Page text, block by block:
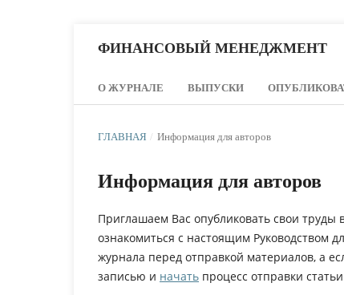
ФИНАНСОВЫЙ МЕНЕДЖМЕНТ
О ЖУРНАЛЕ ВЫПУСКИ
ГЛАВНАЯ / Информация для авторов
Информация для авторов
Приглашаем Вас опубликовать свои
ознакомиться с настоящим Руководством
журнала перед отправкой материалов, а
записью и начать процесс отправки